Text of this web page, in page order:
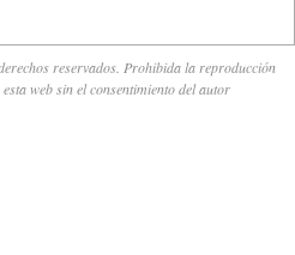
reservados. Prohibida la reproducción
web sin el consentimiento del autor